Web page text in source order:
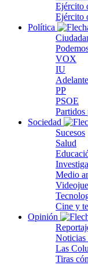
Ejército
Ejército
Política
VOX
IU
PP
PSOE
Sociedad
Sucesos
Salud
Medio
Cine y
Opinión
Noticias
Las
Tiras